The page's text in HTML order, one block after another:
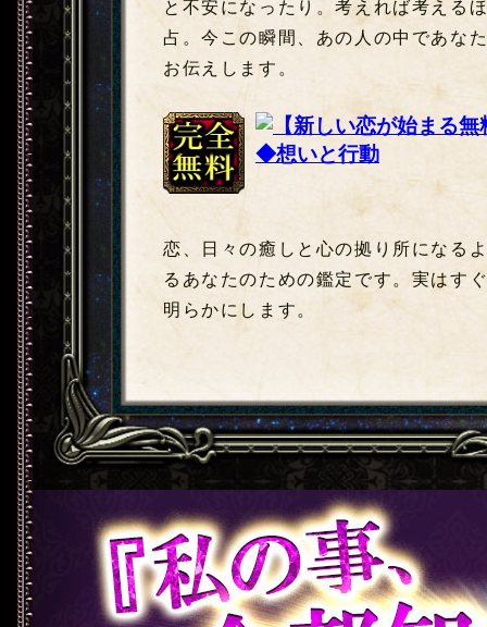
と不安になったり。考えれば考える
占。今この瞬間、あの人の中であな
お伝えします。
完全無料
恋、日々の癒しと心の拠り所になる
るあなたのための鑑定です。実はす
明らかにします。
『私の事、全部知ってる……!?』秘
彼の名前も癖も住所まで……自分の
がゾクゾクッ……！ 口伝秘術で“